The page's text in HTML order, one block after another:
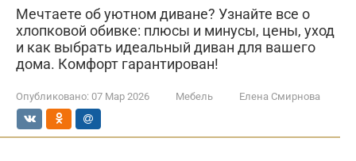
Мечтаете об уютном диване? Узнайте все о
хлопковой обивке: плюсы и минусы, цены, уход
и как выбрать идеальный диван для вашего
дома. Комфорт гарантирован!
Опубликовано: 07 Мар 2026 Мебель Елена Смирнова